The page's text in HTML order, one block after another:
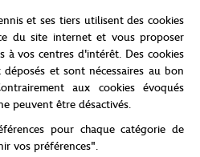
et ses tiers utilisent des cookies
du site internet et vous proposer
à vos centres d'intérêt. Des cookies
et sont nécessaires au bon
aux cookies évoqués
peuvent être désactivés.
pour chaque catégorie de
vos préférences".